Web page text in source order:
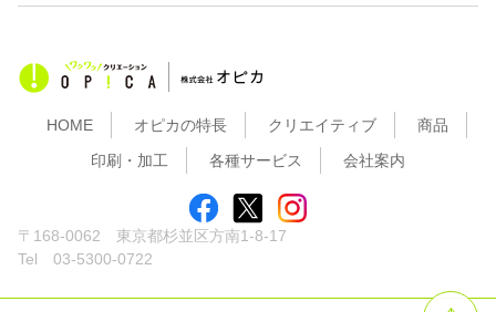
HOME オピカの特長 クリエイティブ
商品
印刷・加工
各種サービス 会社案内
〒168-0062 東京都杉並区方南1-8-17
Tel 03-5300-0722